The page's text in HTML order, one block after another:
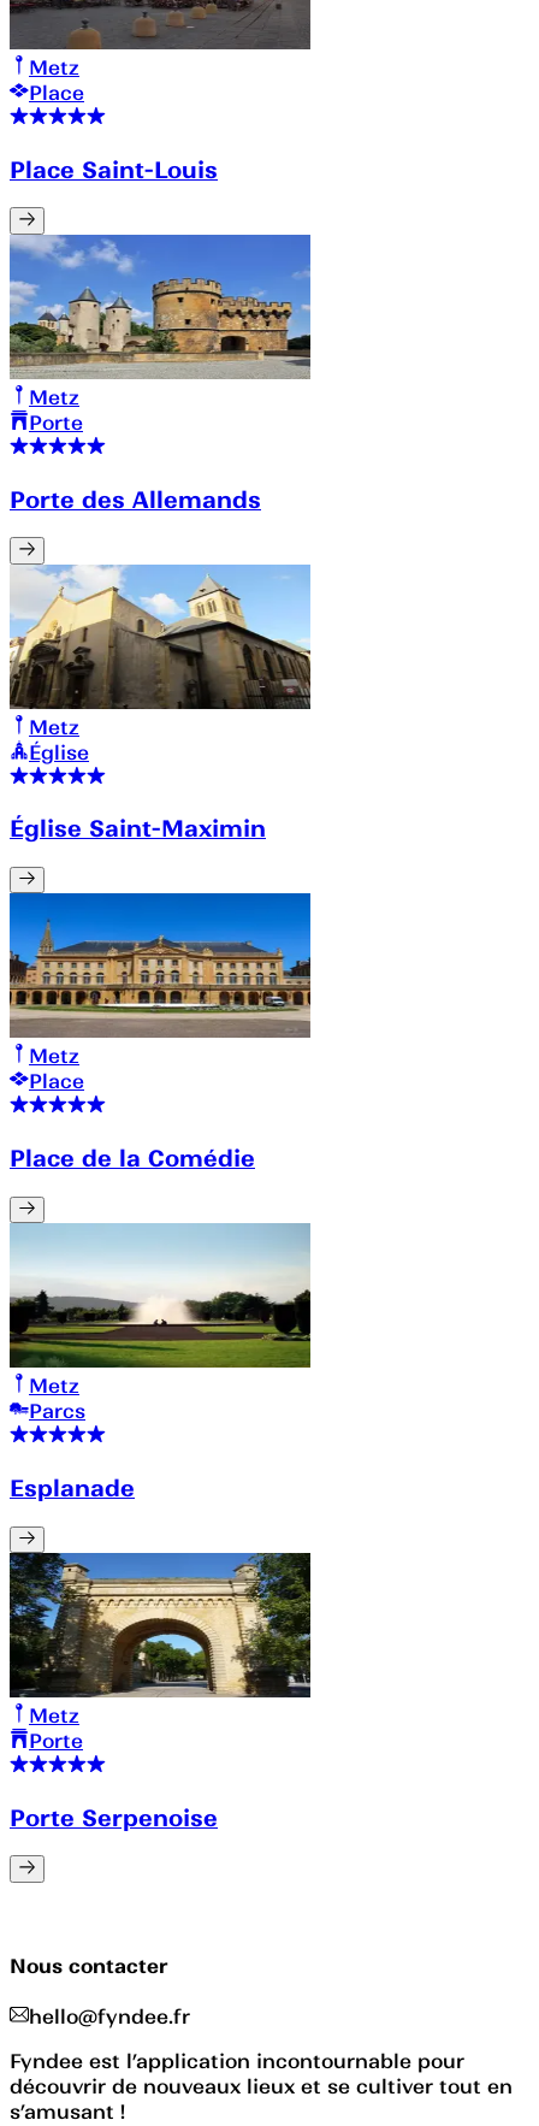
Metz
Place
Place Saint-Louis
Metz
Porte
Porte des Allemands
Metz
Église
Église Saint-Maximin
Metz
Place
Place de la Comédie
Metz
Parcs
Esplanade
Metz
Porte
Porte Serpenoise
Nous contacter
hello@fyndee.fr
Fyndee est l’application incontournable pour
découvrir de nouveaux lieux et se cultiver tout en
s’amusant !